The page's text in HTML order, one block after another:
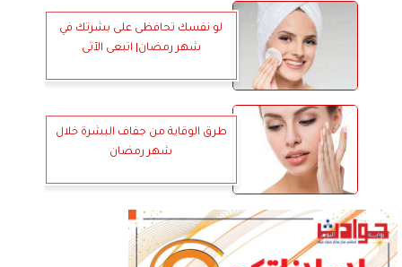
لو نفسك تحافظى على بشرتك في
شهر رمضان| اتبعى الآتى
طرق الوقاية من جفاف البشرة خلال
شهر رمضان